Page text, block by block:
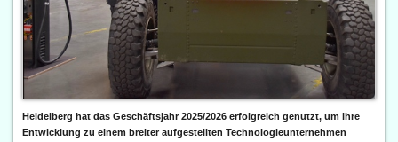
Heidelberg hat das Geschäftsjahr 2025/2026 erfolgreich genutzt, um ihre
Entwicklung zu einem breiter aufgestellten Technologieunternehmen